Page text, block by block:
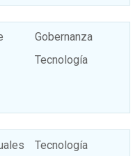
Gobernanza
Tecnología
Tecnología